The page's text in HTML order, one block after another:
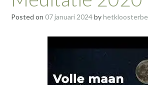
Posted on 07 januari 2024byhetkloosterbe